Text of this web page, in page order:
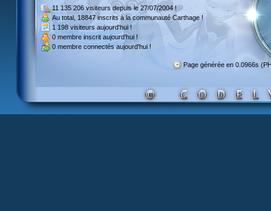
11 135 206 visiteursdepuis le 27/07/2004 !
Au total, 18847 inscritsà la communauté Carthage !
1 198 visiteurs aujourd'hui !
0 membre inscrit aujourd'hui !
0 membre connectés aujourd'hui !
Page générée en 0.0966s